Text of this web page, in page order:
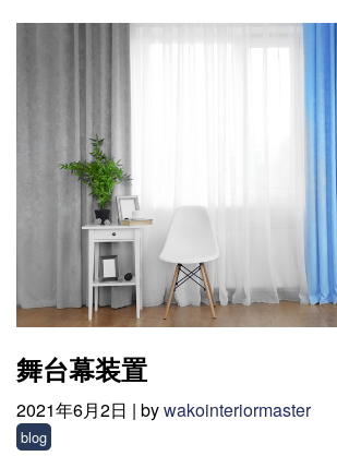
舞台幕装置
2021年6月2日 | bywakointeriormaster
blog